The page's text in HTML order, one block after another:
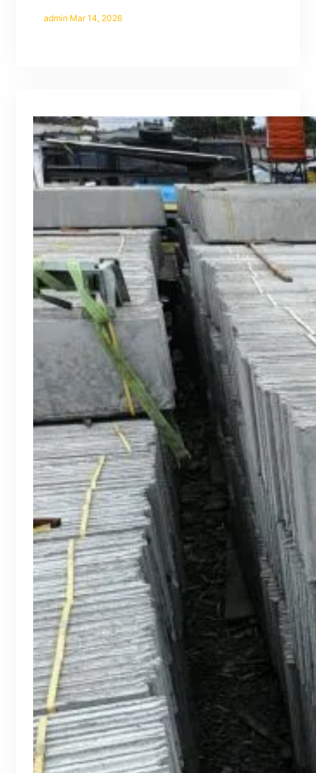
admin·Mar 14, 2026